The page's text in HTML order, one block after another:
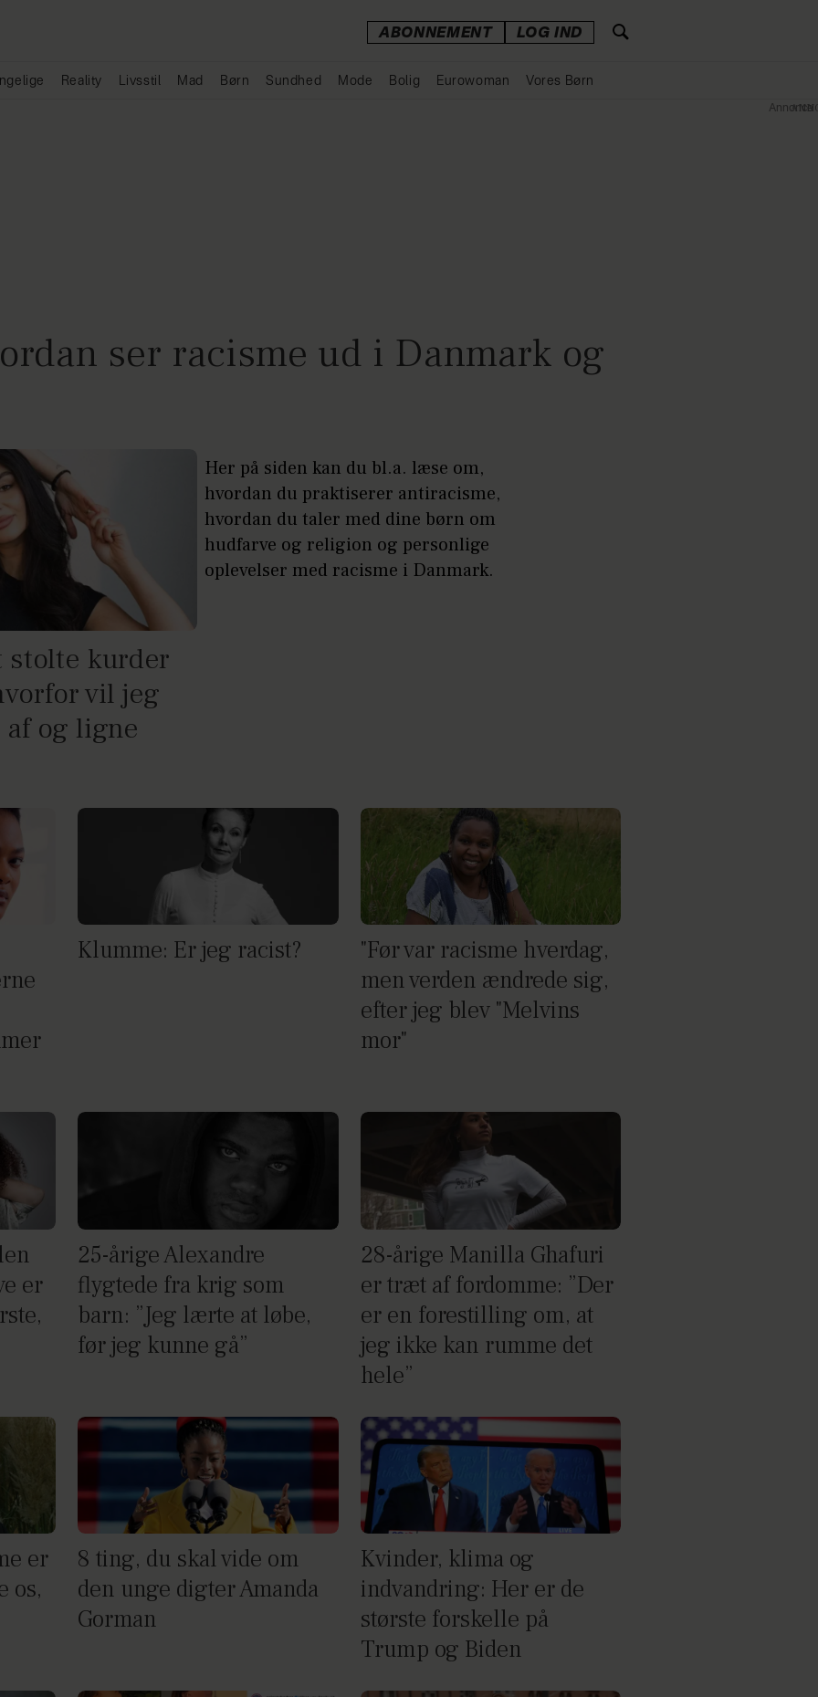
ABONNEMENT LOG IND
Reality Livsstil Mad Børn Sundhed Mode Bolig Eurowoman Vores Børn
ser racisme ud i Danmark og
stolte kurder
vil jeg
og ligne
Her på siden kan du bl.a. læse om,
hvordan du praktiserer antiracisme,
hvordan du taler med dine børn om
hudfarve og religion og personlige
oplevelser med racisme i Danmark.
Klumme: Er jeg racist?
"Før var racisme hverdag,
men verden ændrede sig,
efter jeg blev "Melvins
mor"
er
25-årige Alexandre
flygtede fra krig som
barn: ”Jeg lærte at løbe,
før jeg kunne gå”
28-årige Manilla Ghafuri
er træt af fordomme: ”Der
er en forestilling om, at
jeg ikke kan rumme det
hele”
er
os,
8 ting, du skal vide om
den unge digter Amanda
Gorman
Kvinder, klima og
indvandring: Her er de
største forskelle på
Trump og Biden
Annonce